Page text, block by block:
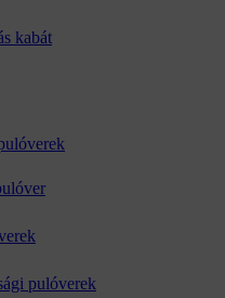
kabát
pulóverek